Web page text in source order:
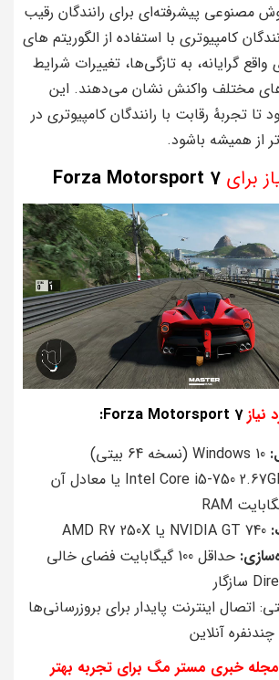
مصنوعی پیشرفته‌ای برای رانندگان رقیب
کامپیوتری با استفاده از الگوریتم‌ های
واقع‌ گرایانه، به تازگی‌ها، تغییرات شرایط
مختلف واکنش نشان می‌دهند. این
تجربهٔ رقابت با رانندگان کامپیوتری در
از همیشه باشود.
برای Forza Motorsport 7
نیازForza Motorsport 7:
حداقل 100 گیگابایت فضای خالی
اتصال اینترنت پایدار برای بروزرسانی‌ها
آنلاین
خبری مستر مگ برای تجربه بهتر